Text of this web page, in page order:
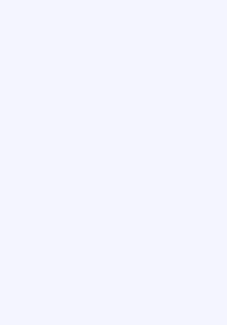
ッピグループ/年休125日・残業10h未満
工場 工場長